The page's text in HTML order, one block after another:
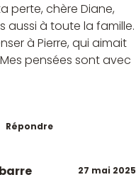
perte, chère Diane,
aussi à toute la famille.
à Pierre, qui aimait
pensées sont avec
Répondre
27 mai 2025